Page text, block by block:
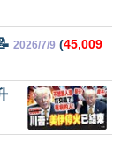
2026/7/9 (45,009